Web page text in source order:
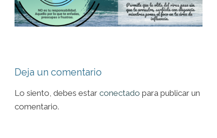
Deja un comentario
Lo siento, debes estar conectado para publicar un
comentario.